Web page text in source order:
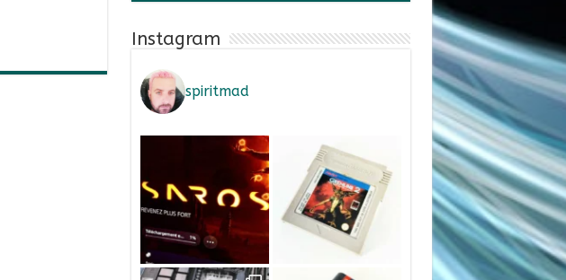
Instagram
spiritmad